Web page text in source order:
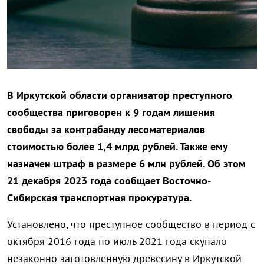
В Иркутской области организатор преступного
сообщества приговорен к 9 годам лишения
свободы за контрабанду лесоматериалов
стоимостью более 1,4 млрд рублей. Также ему
назначен штраф в размере 6 млн рублей. Об этом
21 декабря 2023 года сообщает Восточно-
Сибирская транспортная прокуратура.
Установлено, что преступное сообщество в период с
октября 2016 года по июль 2021 года скупало
незаконно заготовленную древесину в Иркутской